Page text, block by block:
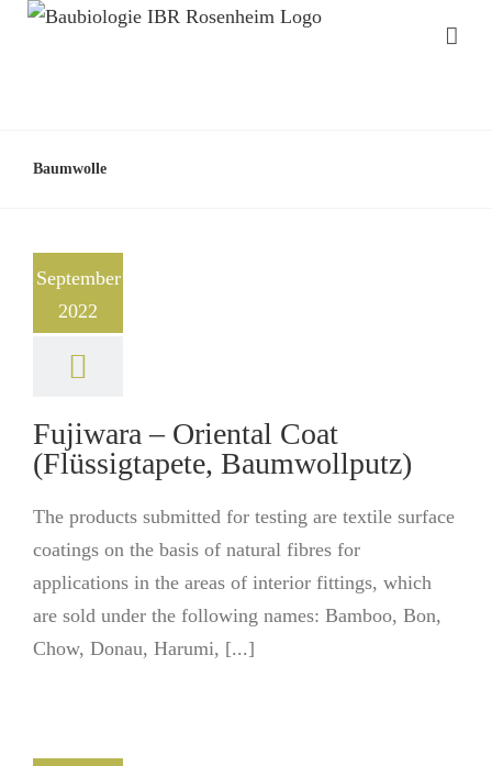
Baumwolle
September
2022
Fujiwara – Oriental Coat
(Flüssigtapete, Baumwollputz)
The products submitted for testing are textile surface
coatings on the basis of natural fibres for
applications in the areas of interior fittings, which
are sold under the following names: Bamboo, Bon,
Chow, Donau, Harumi, [...]